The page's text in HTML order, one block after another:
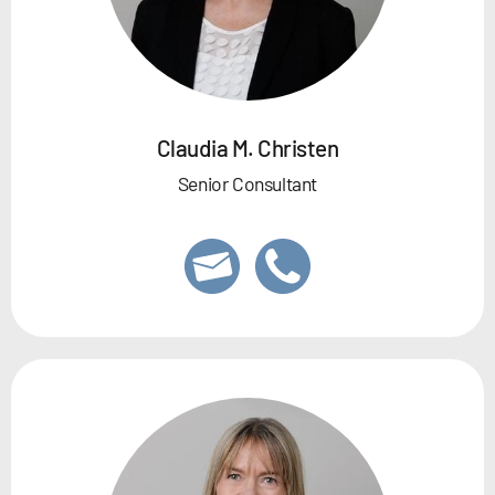
Claudia M. Christen
Senior Consultant